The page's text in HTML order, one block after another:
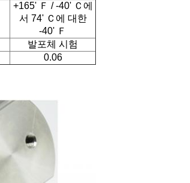
+165' Ｆ / -40' Ｃ에
서 74' Ｃ에 대한
-40' Ｆ
발포체 시험
0.06